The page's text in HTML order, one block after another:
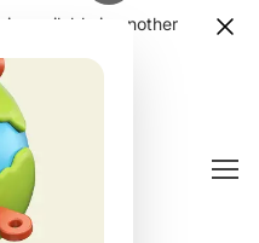
available in another